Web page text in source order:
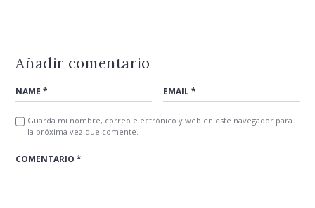
Añadir comentario
Guarda mi nombre, correo electrónico y web en este navegador para
la próxima vez que comente.